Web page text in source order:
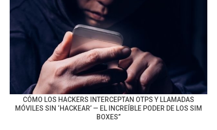
CÓMO LOS HACKERS INTERCEPTAN OTPS Y LLAMADAS
MÓVILES SIN ‘HACKEAR’ — EL INCREÍBLE PODER DE LOS SIM
BOXES”